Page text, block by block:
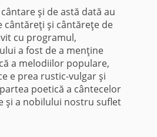
şi de astă dată au
cântăreţi şi cân­tăreţe de
cu programul,
a fost de a men­ţine
a melodiilor populare,
e prea rustic-vulgar şi
poetică a cântecelor
şi a nobi­lului nostru suflet